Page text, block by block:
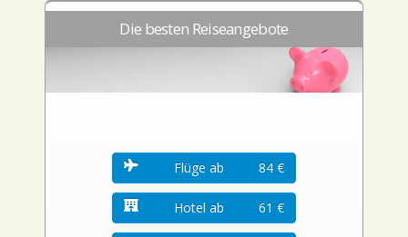
Die besten Reiseangebote
Flüge ab 84 €
Hotel ab 61 €